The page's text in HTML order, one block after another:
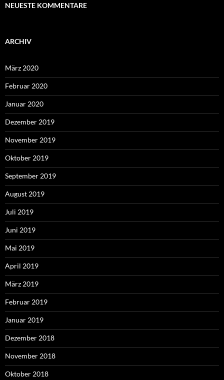
NEUESTE KOMMENTARE
ARCHIV
März 2020
Februar 2020
Januar 2020
Dezember 2019
November 2019
Oktober 2019
September 2019
August 2019
Juli 2019
Juni 2019
Mai 2019
April 2019
März 2019
Februar 2019
Januar 2019
Dezember 2018
November 2018
Oktober 2018